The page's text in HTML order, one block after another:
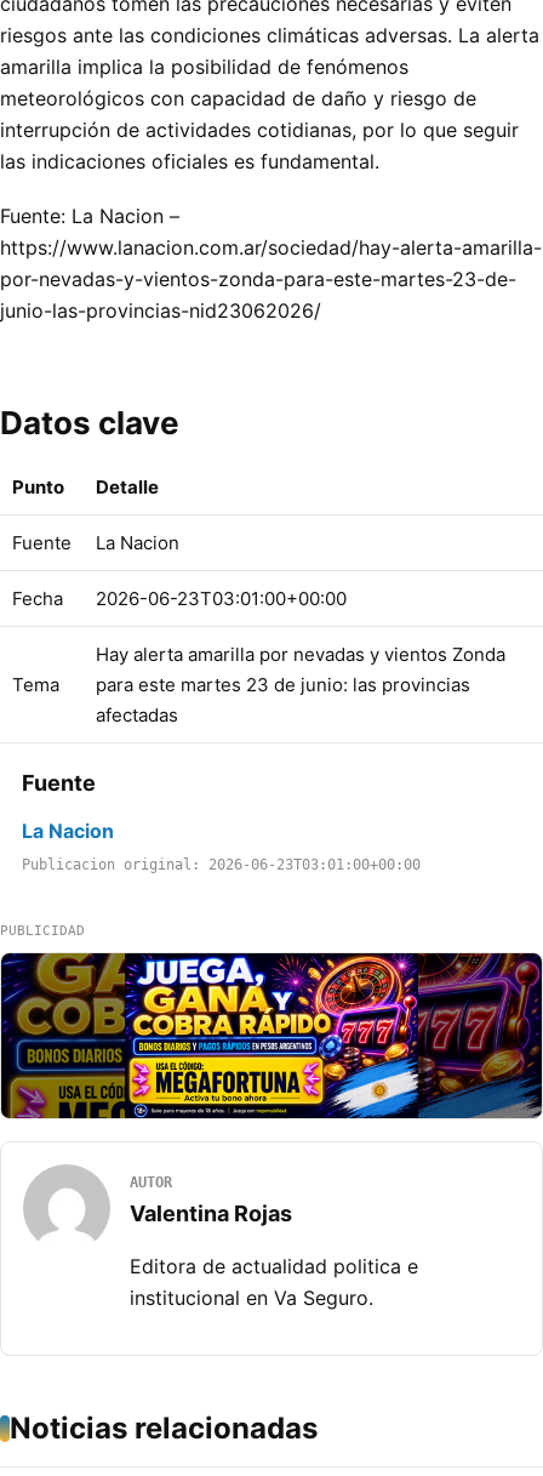
riesgos ante las condiciones climáticas adversas. La alerta
amarilla implica la posibilidad de fenómenos
meteorológicos con capacidad de daño y riesgo de
interrupción de actividades cotidianas, por lo que seguir
las indicaciones oficiales es fundamental.
Fuente: La Nacion –
https://www.lanacion.com.ar/sociedad/hay-alerta-amarilla-
por-nevadas-y-vientos-zonda-para-este-martes-23-de-
junio-las-provincias-nid23062026/
Datos clave
Punto Detalle
Fuente La Nacion
Fecha 2026-06-23T03:01:00+00:00
Tema
Hay alerta amarilla por nevadas y vientos Zonda
para este martes 23 de junio: las provincias
afectadas
Fuente
La Nacion
Publicacion original: 2026-06-23T03:01:00+00:00
PUBLICIDAD
AUTOR
Valentina Rojas
Editora de actualidad politica e
institucional en Va Seguro.
Noticias relacionadas